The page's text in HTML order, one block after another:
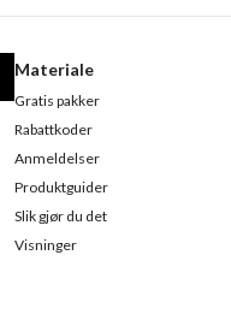
Materiale
Gratis pakker
Rabattkoder
Anmeldelser
Produktguider
Slik gjør du det
Visninger